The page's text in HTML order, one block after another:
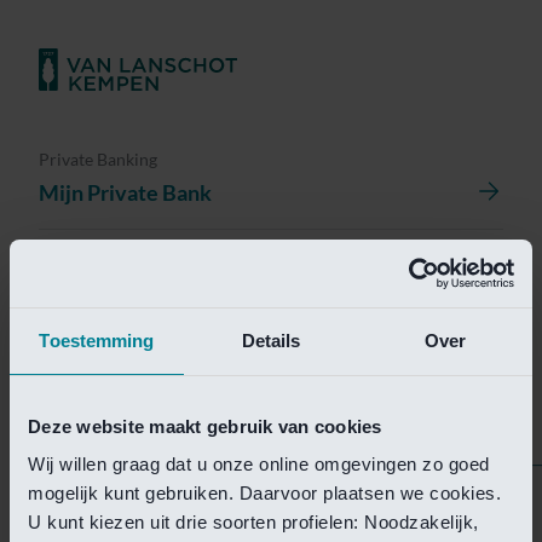
Toestemming Details Over
Deze website maakt gebruik van cookies
Wij willen graag dat u onze online omgevingen zo goed
mogelijk kunt gebruiken. Daarvoor plaatsen we cookies.
U kunt kiezen uit drie soorten profielen: Noodzakelijk,
Private Banking
Mijn Private Bank
Helaas is deze pagina